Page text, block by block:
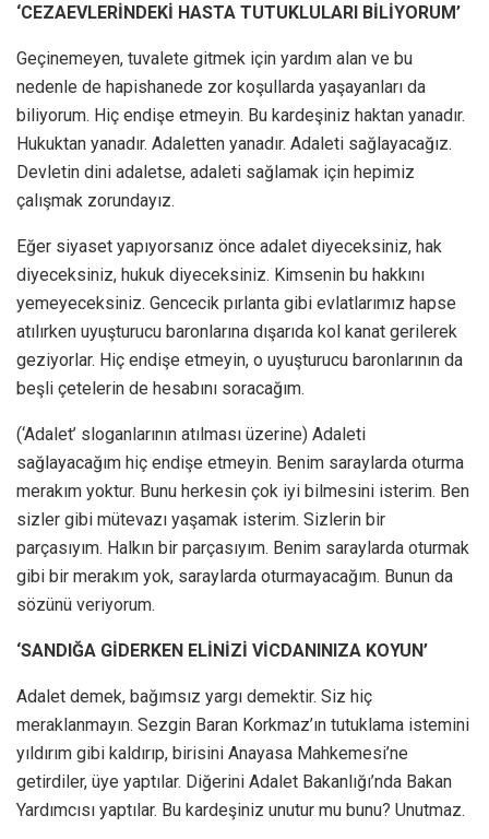
‘CEZAEVLERİNDEKİ HASTA TUTUKLULARI BİLİYORUM’
Geçinemeyen, tuvalete gitmek için yardım alan ve bu
nedenle de hapishanede zor koşullarda yaşayanları da
biliyorum. Hiç endişe etmeyin. Bu kardeşiniz haktan yanadır.
Hukuktan yanadır. Adaletten yanadır. Adaleti sağlayacağız.
Devletin dini adaletse, adaleti sağlamak için hepimiz
çalışmak zorundayız.
Eğer siyaset yapıyorsanız önce adalet diyeceksiniz, hak
diyeceksiniz, hukuk diyeceksiniz. Kimsenin bu hakkını
yemeyeceksiniz. Gencecik pırlanta gibi evlatlarımız hapse
atılırken uyuşturucu baronlarına dışarıda kol kanat gerilerek
geziyorlar. Hiç endişe etmeyin, o uyuşturucu baronlarının da
beşli çetelerin de hesabını soracağım.
(‘Adalet’ sloganlarının atılması üzerine) Adaleti
sağlayacağım hiç endişe etmeyin. Benim saraylarda oturma
merakım yoktur. Bunu herkesin çok iyi bilmesini isterim. Ben
sizler gibi mütevazı yaşamak isterim. Sizlerin bir
parçasıyım. Halkın bir parçasıyım. Benim saraylarda oturmak
gibi bir merakım yok, saraylarda oturmayacağım. Bunun da
sözünü veriyorum.
‘SANDIĞA GİDERKEN ELİNİZİ VİCDANINIZA KOYUN’
Adalet demek, bağımsız yargı demektir. Siz hiç
meraklanmayın. Sezgin Baran Korkmaz’ın tutuklama istemini
yıldırım gibi kaldırıp, birisini Anayasa Mahkemesi’ne
getirdiler, üye yaptılar. Diğerini Adalet Bakanlığı’nda Bakan
Yardımcısı yaptılar. Bu kardeşiniz unutur mu bunu? Unutmaz.